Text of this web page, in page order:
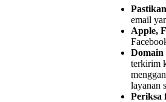
email
Apple,
Domain
terkirim
layanan
Periksa